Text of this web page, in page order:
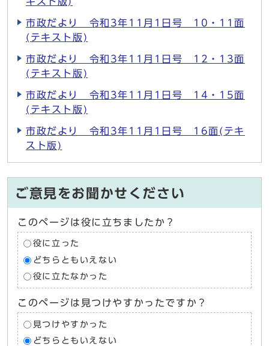
市政だより 令和3年11月1日号 10・11面
(テキスト版)
市政だより 令和3年11月1日号 12・13面
(テキスト版)
市政だより 令和3年11月1日号 14・15面
(テキスト版)
市政だより 令和3年11月1日号 16面(テキ
スト版)
ご意見をお聞かせください
このページは役に立ちましたか？
役に立った
どちらともいえない
役に立たなかった
このページは見つけやすかったですか？
見つけやすかった
どちらともいえない